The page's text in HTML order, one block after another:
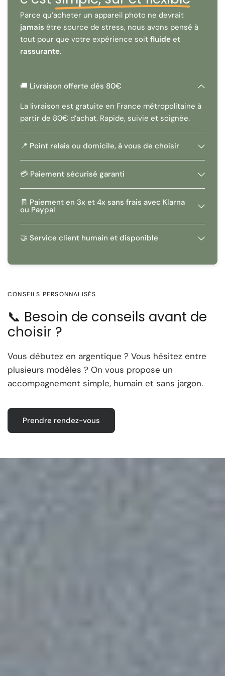
Parce qu’acheter un appareil photo ne devrait
jamais être source de stress, nous avons pensé à
tout pour que votre expérience soitfluide et
rassurante.
🚚 Livraison offerte dès 80€
La livraison est gratuite en France métropolitaine à
partir de 80€ d’achat. Rapide, suivie et soignée.
📍 Point relais ou domicile, à vous de choisir
💳 Paiement sécurisé garanti
🧾 Paiement en 3x et 4x sans frais avec Klarna
ou Paypal
🤝 Service client humain et disponible
CONSEILS PERSONNALISÉS
📞 Besoin de conseils avant de
choisir ?
Vous débutez en argentique ? Vous hésitez entre
plusieurs modèles ? On vous propose un
accompagnement simple, humain et sans jargon.
Prendre rendez-vous